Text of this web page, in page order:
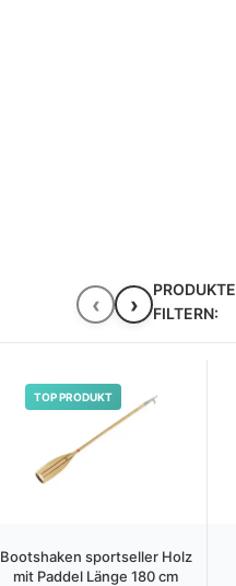
‹ ›
PRODUKTE
FILTERN:
TOP PRODUKT
Bootshaken sportseller Holz
mit Paddel Länge 180 cm